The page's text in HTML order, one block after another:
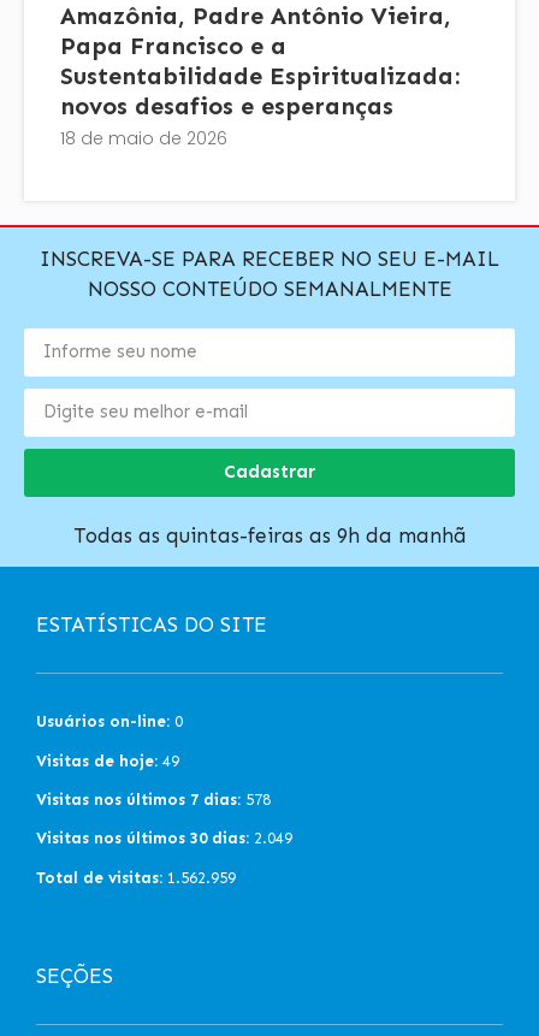
Amazônia, Padre Antônio Vieira,
Papa Francisco e a
Sustentabilidade Espiritualizada:
novos desafios e esperanças
18 de maio de 2026
INSCREVA-SE PARA RECEBER NO SEU E-MAIL
NOSSO CONTEÚDO SEMANALMENTE
Cadastrar
Todas as quintas-feiras as 9h da manhã
ESTATÍSTICAS DO SITE
Usuários on-line: 0
Visitas de hoje: 49
Visitas nos últimos 7 dias: 578
Visitas nos últimos 30 dias: 2.049
Total de visitas: 1.562.959
SEÇÕES